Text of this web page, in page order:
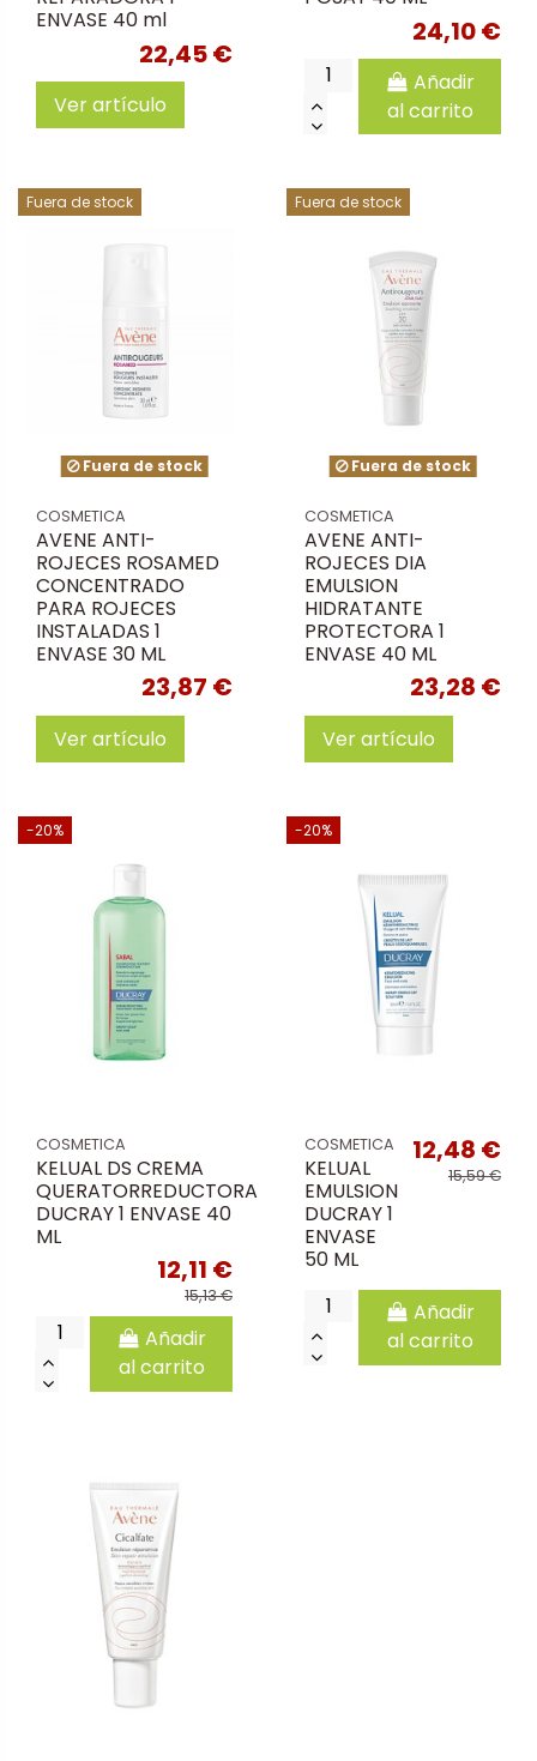
ENVASE 40 ml
22,45 €
Ver artículo
24,10 €
Añadir
al carrito
Fuera de stock
Fuera de stock
COSMETICA
AVENE ANTI-
ROJECES ROSAMED
CONCENTRADO
PARA ROJECES
INSTALADAS 1
ENVASE 30 ML
23,87 €
Ver artículo
Fuera de stock
Fuera de stock
COSMETICA
AVENE ANTI-
ROJECES DIA
EMULSION
HIDRATANTE
PROTECTORA 1
ENVASE 40 ML
23,28 €
Ver artículo
-20%
COSMETICA
KELUAL DS CREMA
QUERATORREDUCTORA
DUCRAY 1 ENVASE 40
ML
12,11 €
15,13 €
Añadir
al carrito
-20%
COSMETICA
KELUAL
EMULSION
DUCRAY 1
ENVASE
50 ML
12,48 €
15,59 €
Añadir
al carrito